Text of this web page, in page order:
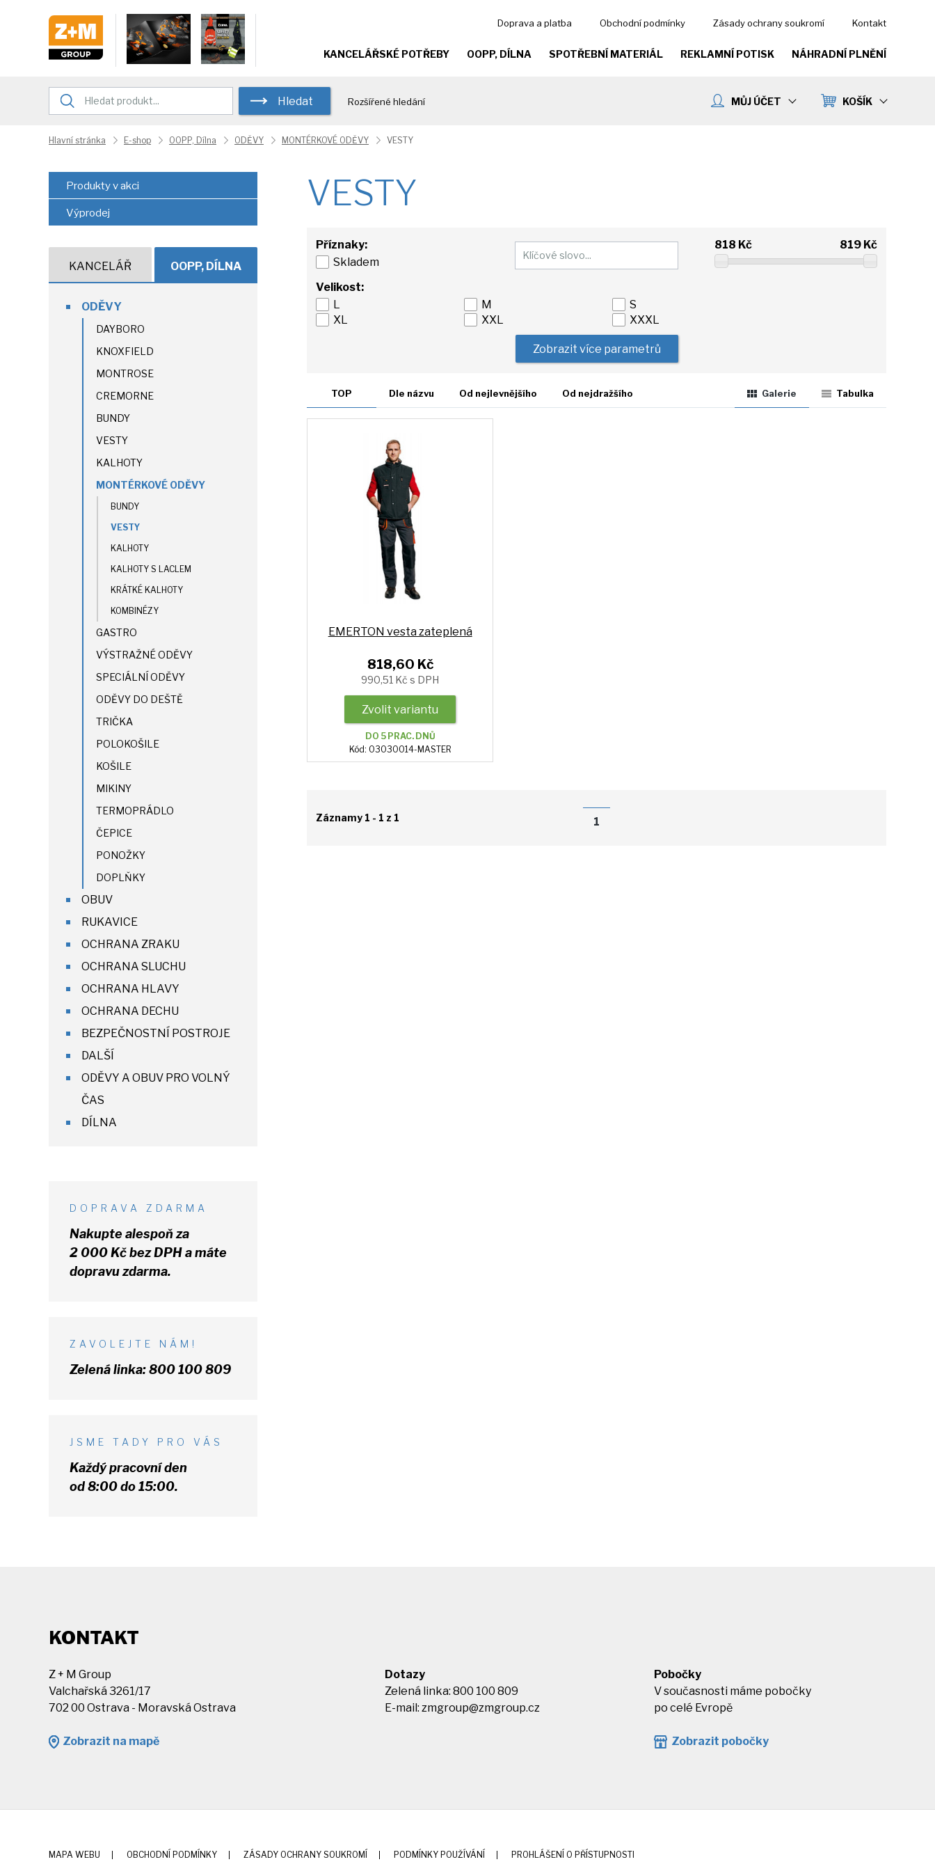
Doprava a platba Obchodní podmínky Zásady ochrany soukromí Kontakt
KANCELÁŘSKÉ POTŘEBY OOPP, DÍLNA SPOTŘEBNÍ MATERIÁL REKLAMNÍ POTISK NÁHRADNÍ PLNĚNÍ
Hledat Rozšířené hledání KOŠÍK
MŮJ ÚČET
Hlavní stránka E-shop OOPP, Dílna ODĚVY MONTÉRKOVÉ ODĚVY VESTY
VESTY
Příznaky:
Skladem
818 Kč 819Kč
Velikost:
L
M
S
XL
XXL XXXL
Zobrazit více parametrů
TOP Dle názvu Od nejlevnějšího Od nejdražšího Tabulka
Galerie
EMERTON vesta zateplená
818,60 Kč
990,51 Kč s DPH
Zvolit variantu
DO 5 PRAC. DNŮ
Kód: 03030014-MASTER
Záznamy 1 - 1 z 1 1
Produkty v akci
Výprodej
KANCELÁŘ OOPP, DÍLNA
ODĚVY
DAYBORO
KNOXFIELD
MONTROSE
CREMORNE
BUNDY
VESTY
KALHOTY
MONTÉRKOVÉ ODĚVY
BUNDY
VESTY
KALHOTY
KALHOTY S LACLEM
KRÁTKÉ KALHOTY
KOMBINÉZY
GASTRO
VÝSTRAŽNÉ ODĚVY
SPECIÁLNÍ ODĚVY
ODĚVY DO DEŠTĚ
TRIČKA
POLOKOŠILE
KOŠILE
MIKINY
TERMOPRÁDLO
ČEPICE
PONOŽKY
DOPLŇKY
OBUV
RUKAVICE
OCHRANA ZRAKU
OCHRANA SLUCHU
OCHRANA HLAVY
OCHRANA DECHU
BEZPEČNOSTNÍ POSTROJE
DALŠÍ
ODĚVY A OBUV PRO VOLNÝ
ČAS
DÍLNA
DOPRAVA ZDARMA
Nakupte alespoň za
2 000 Kčbez DPHa máte
dopravu zdarma.
ZAVOLEJTE NÁM!
Zelená linka:800 100 809
JSME TADY PRO VÁS
Každý pracovní den
od 8:00 do 15:00.
KONTAKT
Z + M Group
Valchařská 3261/17
702 00 Ostrava - Moravská Ostrava
Zobrazit na mapě
Dotazy
Zelená linka: 800 100 809
E-mail:zmgroup@zmgroup.cz
Pobočky
V současnosti máme pobočky
po celé Evropě
Zobrazit pobočky
MAPA WEBU OBCHODNÍ PODMÍNKY ZÁSADY OCHRANY SOUKROMÍ PODMÍNKY POUŽÍVÁNÍ PROHLÁŠENÍ O PŘÍSTUPNOSTI